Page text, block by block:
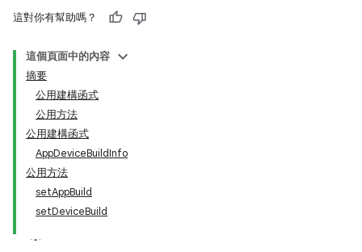
這對你有幫助嗎？
這個頁面中的內容
摘要
公用建構函式
公用方法
公用建構函式
AppDeviceBuildInfo
公用方法
setAppBuild
setDeviceBuild